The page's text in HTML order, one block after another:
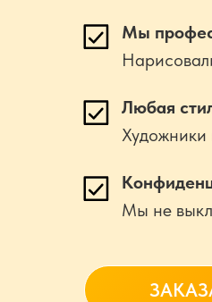
Любая
Художники
Мы не
Мы